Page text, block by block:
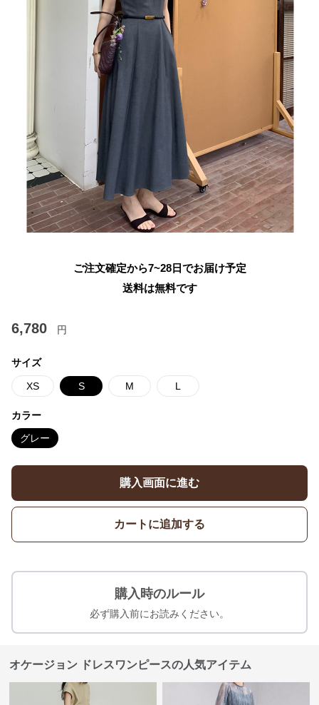
ご注文確定から7~28日でお届け予定
送料は無料です
6,780 円
サイズ
XS S M L
カラー
グレー
購入画面に進む
カートに追加する
購入時のルール
必ず購入前にお読みください。
オケージョン ドレスワンピースの人気アイテム